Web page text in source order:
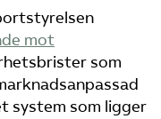
mot
som
system som ligger